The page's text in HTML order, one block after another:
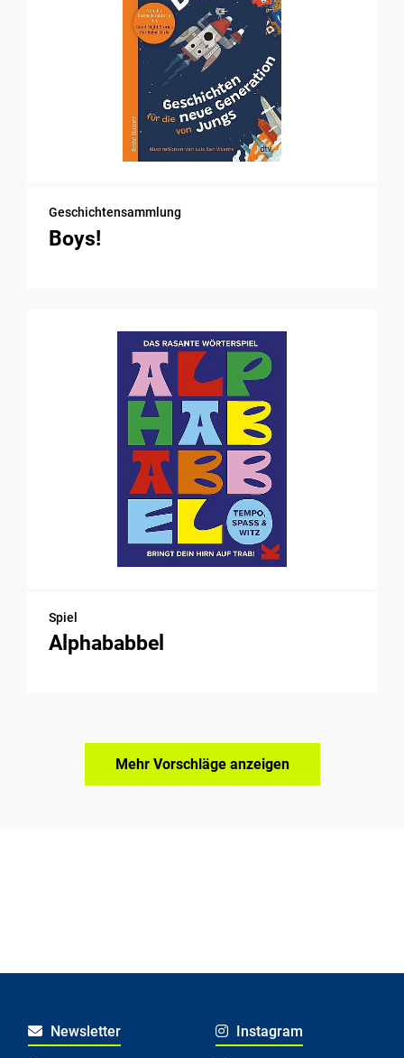
Geschichtensammlung
Boys!
Spiel
Alphababbel
Mehr Vorschläge anzeigen
Newsletter Instagram